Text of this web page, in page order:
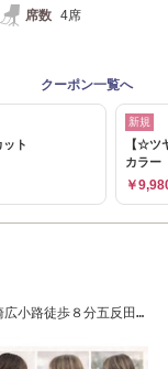
席数 4席
クーポン一覧へ
ト
新規
【☆ツ
カラー
￥
路徒歩８分五反田大